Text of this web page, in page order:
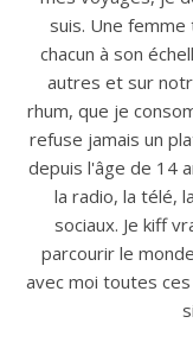
suis. Une
chacun à son
autres et sur
rhum, que je
refuse jamais un
depuis l'âge de 14
la radio, la télé,
sociaux. Je kiff
parcourir le
avec moi toutes